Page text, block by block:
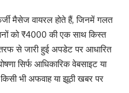
मैसेज वायरल होते हैं, जिनमें गलत
को ₹4000 की एक साथ किस्त
से जारी हुई अपडेट पर आधारित
सिर्फ आधिकारिक वेबसाइट या
भी अफवाह या झूठी खबर पर